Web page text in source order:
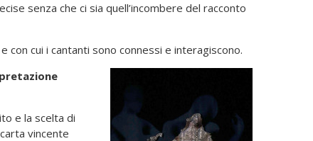
senza che ci sia quell’incombere del racconto
con cui i cantanti sono connessi e interagiscono.
e la scelta di
vincente